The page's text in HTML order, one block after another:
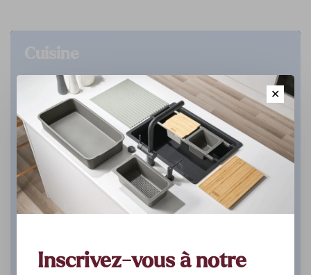
Cuisine
DÉCOUVREZ ✕
Inscrivez-vous à notre